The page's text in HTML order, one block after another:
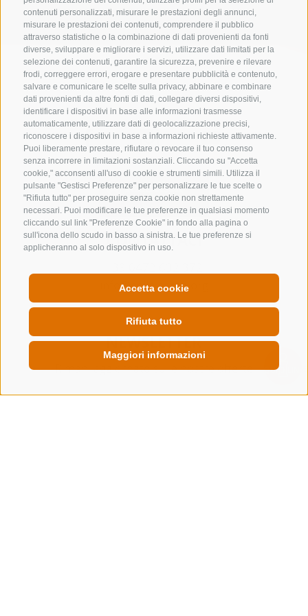
contenuti personalizzati, misurare le prestazioni degli annunci,
misurare le prestazioni dei contenuti, comprendere il pubblico
attraverso statistiche o la combinazione di dati provenienti da fonti
diverse, sviluppare e migliorare i servizi, utilizzare dati limitati per la
selezione dei contenuti, garantire la sicurezza, prevenire e rilevare
frodi, correggere errori, erogare e presentare pubblicità e contenuto,
salvare e comunicare le scelte sulla privacy, abbinare e combinare
dati provenienti da altre fonti di dati, collegare diversi dispositivi,
identificare i dispositivi in base alle informazioni trasmesse
automaticamente, utilizzare dati di geolocalizzazione precisi,
riconoscere i dispositivi in base a informazioni richieste attivamente.
Puoi liberamente prestare, rifiutare o revocare il tuo consenso
senza incorrere in limitazioni sostanziali. Cliccando su "Accetta
cookie," acconsenti all'uso di cookie e strumenti simili. Utilizza il
pulsante "Gestisci Preferenze" per personalizzare le tue scelte o
"Rifiuta tutto" per proseguire senza cookie non strettamente
necessari. Puoi modificare le tue preferenze in qualsiasi momento
cliccando sul link "Preferenze Cookie" in fondo alla pagina o
sull'icona dello scudo in basso a sinistra. Le tue preferenze si
applicheranno al solo dispositivo in uso.
Accetta cookie
Rifiuta tutto
Maggiori informazioni
CONTATTACI
info@colleisarco.org
NEWSLETTER
Rimani aggiornato sulle nostre offerte QUICKLINKS